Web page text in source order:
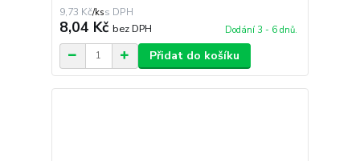
9,73 Kč/ks
8,04 Kč bez DPH Dodání 3 - 6 dnů.
Přidat do košíku